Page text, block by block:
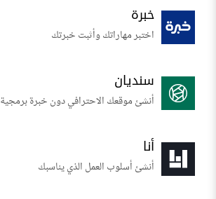
خبرة
اختبر مهاراتك وأثبت خبرتك
سنديان
أنشئ موقعك الاحترافي دون خبرة برمجية
أنا
أنشئ أسلوب العمل الذي يناسبك